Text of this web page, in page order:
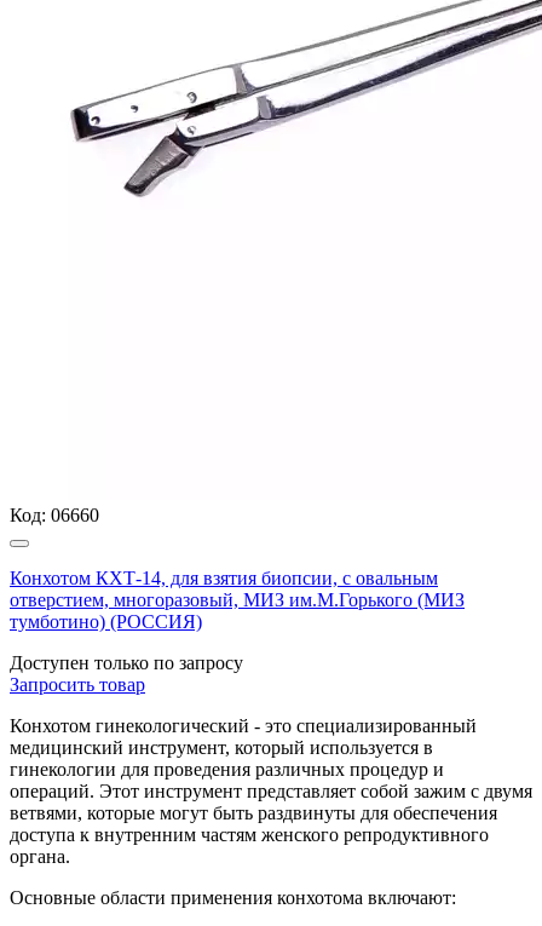
Код: 06660
Конхотом КХТ-14, для взятия биопсии, с овальным
отверстием, многоразовый, МИЗ им.М.Горького (МИЗ
тумботино) (РОССИЯ)
Доступен только по запросу
Запросить товар
Конхотом гинекологический - это специализированный
медицинский инструмент, который используется в
гинекологии для проведения различных процедур и
операций. Этот инструмент представляет собой зажим с двумя
ветвями, которые могут быть раздвинуты для обеспечения
доступа к внутренним частям женского репродуктивного
органа.
Основные области применения конхотома включают: